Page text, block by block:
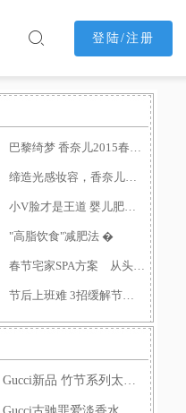
 登陆/注册
巴黎绮梦 香奈儿2015春季彩�
缔造光感妆容，香奈儿明星
小V脸才是王道 婴儿肥留给�
"高脂饮食"减肥法 �
春节宅家SPA方案 从头到脚
节后上班难 3招缓解节后综�
Gucci新品 竹节系列太抢眼